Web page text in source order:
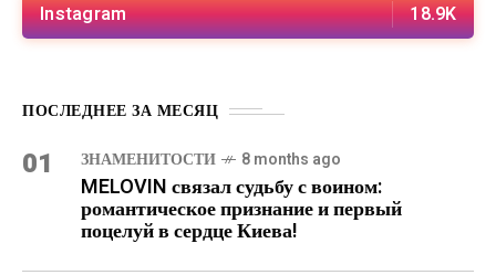
Instagram 18.9K
ПОСЛЕДНЕЕ ЗА МЕСЯЦ
01 ЗНАМЕНИТОСТИ 8 months ago
MELOVIN связал судьбу с воином:
романтическое признание и первый
поцелуй в сердце Киева!